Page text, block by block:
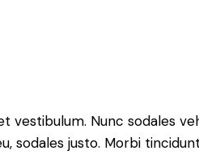
vestibulum. Nunc sodales
sodales justo. Morbi